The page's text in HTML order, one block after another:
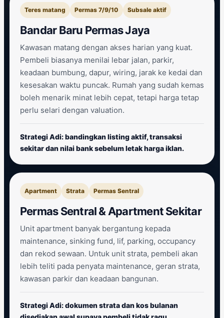
Teres matang Permas 7/9/10 Subsale aktif
Bandar Baru Permas Jaya
Kawasan matang dengan akses harian yang kuat.
Pembeli biasanya menilai lebar jalan, parkir,
keadaan bumbung, dapur, wiring, jarak ke kedai dan
kesesakan waktu puncak. Rumah yang sudah kemas
boleh menarik minat lebih cepat, tetapi harga tetap
perlu selari dengan valuation.
Strategi Adi: bandingkan listing aktif, transaksi
sekitar dan nilai bank sebelum letak harga iklan.
Apartment Strata Permas Sentral
Permas Sentral & Apartment Sekitar
Unit apartment banyak bergantung kepada
maintenance, sinking fund, lif, parking, occupancy
dan rekod sewaan. Untuk unit strata, pembeli akan
lebih teliti pada penyata maintenance, geran strata,
kawasan parkir dan keadaan bangunan.
Strategi Adi: dokumen strata dan kos bulanan